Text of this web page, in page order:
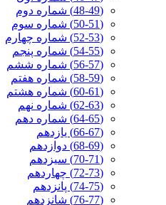
(48-49) شماره دوم
(50-51) شماره سوم
(52-53) شماره چهارم
(54-55) شماره پنجم
(56-57) شماره ششم
(58-59) شماره هفتم
(60-61) شماره هشتم
(62-63) شماره نهم
(64-65) شماره دهم
(66-67) یازدهم
(68-69) دوازدهم
(70-71) سیزدهم
(72-73) چهاردهم
(74-75) پانزدهم
(76-77) شانزدهم